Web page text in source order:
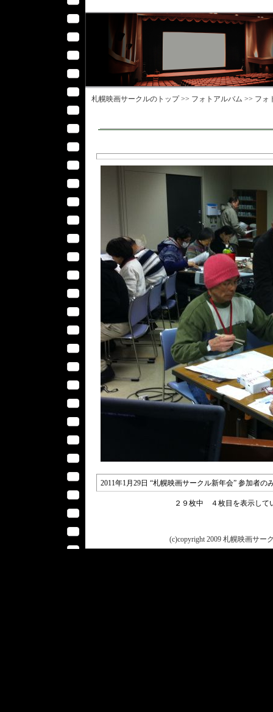
札幌映画サークルのトップ >> フォトアルバム >> フォ
2011年1月29日 “札幌映画サークル新年会” 参加者
２９枚中 ４枚目を表示し
(c)copyright 2009 札幌映画サー